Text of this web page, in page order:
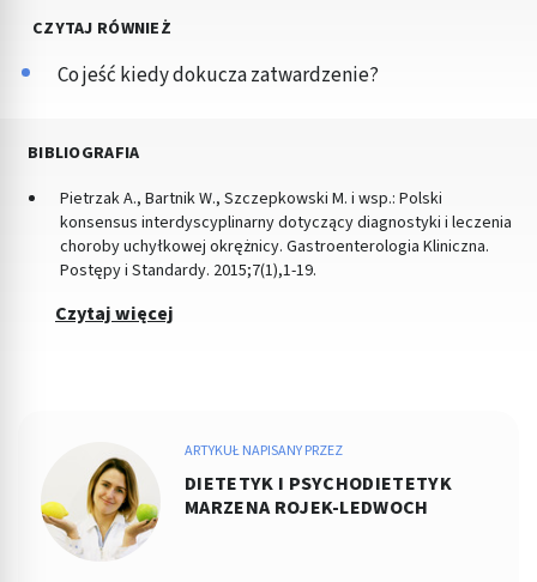
CZYTAJ RÓWNIEŻ
Co jeść kiedy dokucza zatwardzenie?
BIBLIOGRAFIA
Pietrzak A., Bartnik W., Szczepkowski M. i wsp.: Polski
konsensus interdyscyplinarny dotyczący diagnostyki i leczenia
choroby uchyłkowej okrężnicy. Gastroenterologia Kliniczna.
Postępy i Standardy. 2015;7(1),1-19.
Czytaj więcej
ARTYKUŁ NAPISANY PRZEZ
DIETETYK I PSYCHODIETETYK
MARZENA ROJEK-LEDWOCH